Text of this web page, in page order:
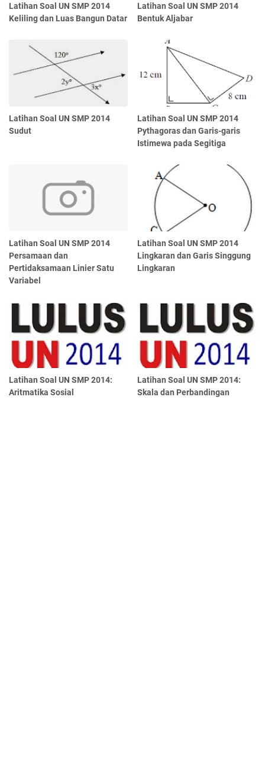
Latihan Soal UN SMP 2014
Keliling dan Luas Bangun Datar
Latihan Soal UN SMP 2014
Bentuk Aljabar
Latihan Soal UN SMP 2014
Sudut
Latihan Soal UN SMP 2014
Pythagoras dan Garis-garis
Istimewa pada Segitiga
Latihan Soal UN SMP 2014
Persamaan dan
Pertidaksamaan Linier Satu
Variabel
Latihan Soal UN SMP 2014
Lingkaran dan Garis Singgung
Lingkaran
Latihan Soal UN SMP 2014:
Aritmatika Sosial
Latihan Soal UN SMP 2014:
Skala dan Perbandingan